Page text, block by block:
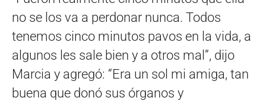
no se los va a perdonar nunca. Todos
tenemos cinco minutos pavos en la vida, a
algunos les sale bien y a otros mal”, dijo
Marcia y agregó: “Era un sol mi amiga, tan
buena que donó sus órganos y